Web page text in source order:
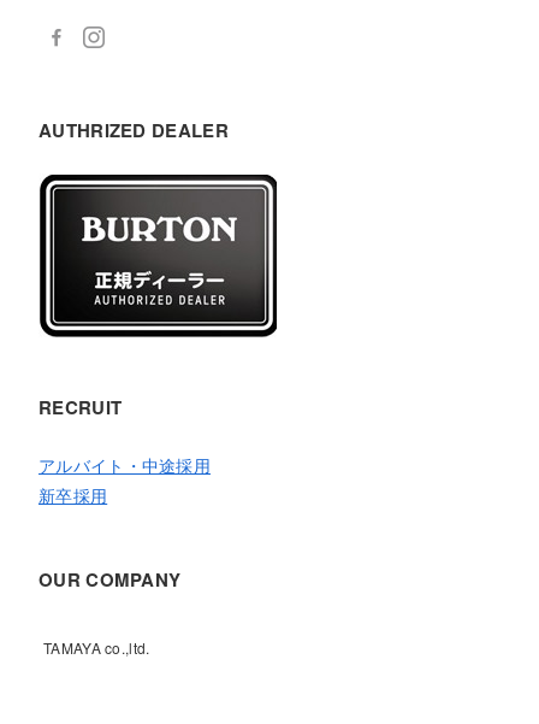
AUTHRIZED DEALER
RECRUIT
アルバイト・中途採用
新卒採用
OUR COMPANY
TAMAYA co.,ltd.